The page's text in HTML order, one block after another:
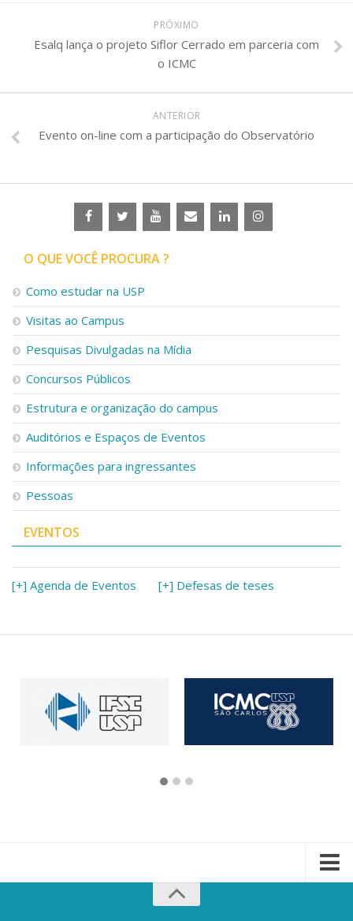
PRÓXIMO
Esalq lança o projeto Siflor Cerrado em parceria com
o ICMC
ANTERIOR
Evento on-line com a participação do Observatório
O QUE VOCÊ PROCURA ?
Como estudar na USP
Visitas ao Campus
Pesquisas Divulgadas na Mídia
Concursos Públicos
Estrutura e organização do campus
Auditórios e Espaços de Eventos
Informações para ingressantes
Pessoas
EVENTOS
[+] Agenda de Eventos [+] Defesas de teses